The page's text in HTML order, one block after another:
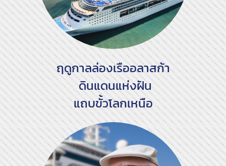
ฤดูกาลล่องเรืออลาสก้า
ดินแดนแห่งฝัน
แถบขั้วโลกเหนือ